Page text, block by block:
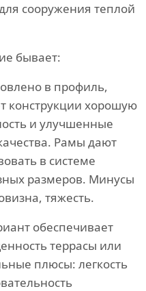
сооружения теплой
бывает:
в профиль,
конструкции хорошую
и улучшенные
Рамы дают
в системе
размеров. Минусы
тяжесть.
обеспечивает
террасы или
плюсы: легкость